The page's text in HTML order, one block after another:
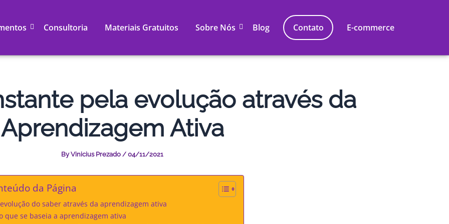
Consultoria Materiais Gratuitos Sobre Nós Blog Contato E-commerce
pela evolução através da
Aprendizagem Ativa
ByVinicius Prezado / 04/11/2021
da Página
do saber através da aprendizagem ativa
que se baseia a aprendizagem ativa